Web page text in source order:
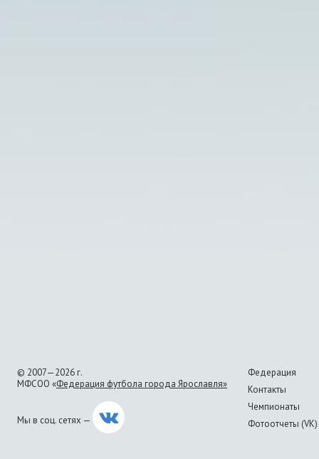
© 2007—2026 г.
МФСОО «Федерация футбола города Ярославля»
Мы в соц. сетях —
Федерация
Контакты
Чемпионаты
Фотоотчеты (VK)